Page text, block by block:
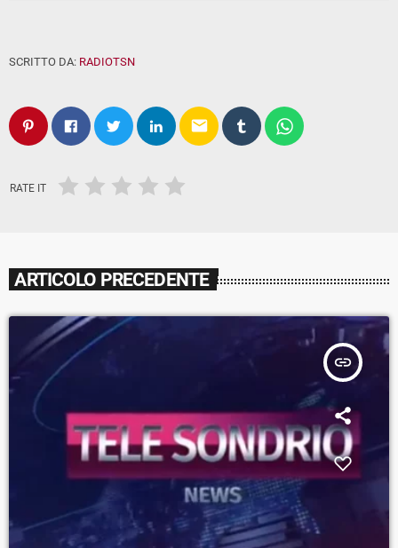
SCRITTO DA: RADIOTSN
email
RATE IT
ARTICOLO PRECEDENTE
insert_link